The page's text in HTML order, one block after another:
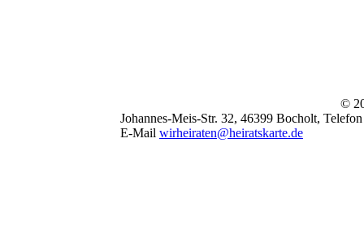
©
Johannes-Meis-Str. 32, 46399 Bocholt,
E-Mail wirheiraten@heiratskarte.de